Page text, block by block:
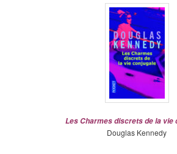
Les Charmes discrets de la vie
Douglas Kennedy